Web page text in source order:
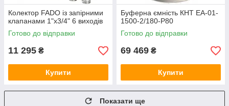
Колектор FADO із запірними
клапанами 1"х3/4" 6 виходів
Готово до відправки
11 295 ₴
Купити
Буферна ємність КНТ ЕА-01-
1500-2/180-P80
Готово до відправки
69 469 ₴
Купити
Показати ще